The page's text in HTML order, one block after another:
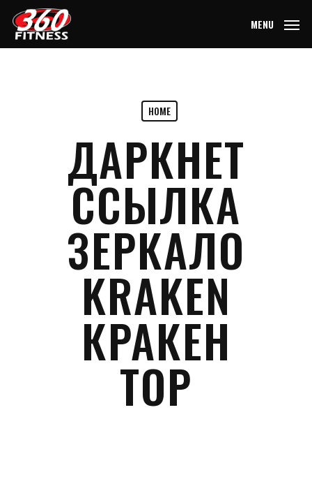
Skip
main
MENU
HOME
ДАРКНЕТ
ССЫЛКА
ЗЕРКАЛО
KRAKEN
КРАКЕН
ТОР